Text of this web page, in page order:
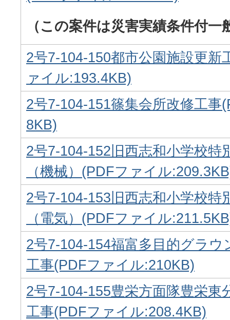
（この案件は災害実績条件付
2号7-104-150都市公園施設更新
ァイル:193.4KB)
2号7-104-151篠集会所改修工事
8KB)
2号7-104-152旧西志和小学校特
（機械）(PDFファイル
2号7-104-153旧西志和小学校特
（電気）(PDFファイル
2号7-104-154福富多目的グラウ
工事(PDFファイル:210KB)
2号7-104-155豊栄方面隊豊栄東
工事(PDFファイル:208.4KB)